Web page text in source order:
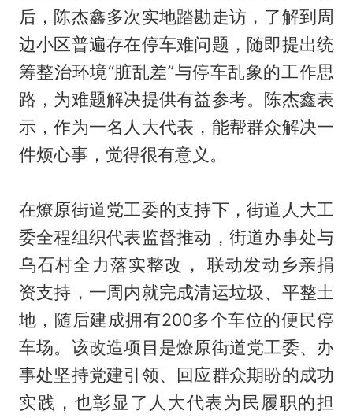
后，陈杰鑫多次实地踏勘走访，了解到周
边小区普遍存在停车难问题，随即提出统
筹整治环境“脏乱差”与停车乱象的工作思
路，为难题解决提供有益参考。陈杰鑫表
示，作为一名人大代表，能帮群众解决一
件烦心事，觉得很有意义。
在燎原街道党工委的支持下，街道人大工
委全程组织代表监督推动，街道办事处与
乌石村全力落实整改， 联动发动乡亲捐
资支持，一周内就完成清运垃圾、平整土
地，随后建成拥有200多个车位的便民停
车场。该改造项目是燎原街道党工委、办
事处坚持党建引领、回应群众期盼的成功
实践，也彰显了人大代表为民履职的担